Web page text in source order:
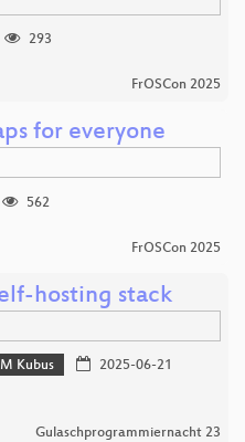
293
FrOSCon 2025
for everyone
562
FrOSCon 2025
hosting stack
Kubus
2025-06-21
Gulaschprogrammiernacht 23